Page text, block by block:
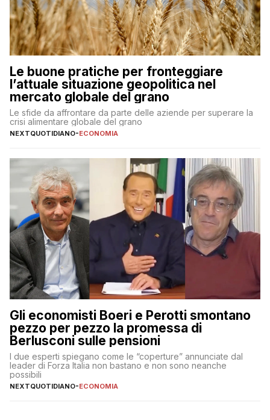
Le buone pratiche per fronteggiare
l’attuale situazione geopolitica nel
mercato globale del grano
Le sfide da affrontare da parte delle aziende per superare la
crisi alimentare globale del grano
NEXTQUOTIDIANO-ECONOMIA
Gli economisti Boeri e Perotti smontano
pezzo per pezzo la promessa di
Berlusconi sulle pensioni
I due esperti spiegano come le “coperture” annunciate dal
leader di Forza Italia non bastano e non sono neanche
possibili
NEXTQUOTIDIANO-ECONOMIA